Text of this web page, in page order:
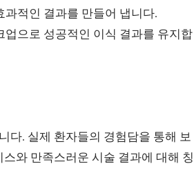
적인 결과를 만들어 냅니다.
으로 성공적인 이식 결과를 유지합
다. 실제 환자들의 경험담을 통해 보
와 만족스러운 시술 결과에 대해 칭